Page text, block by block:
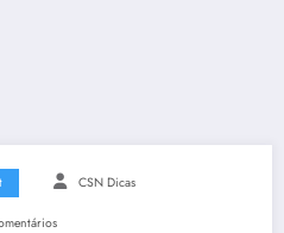
CSN Dicas